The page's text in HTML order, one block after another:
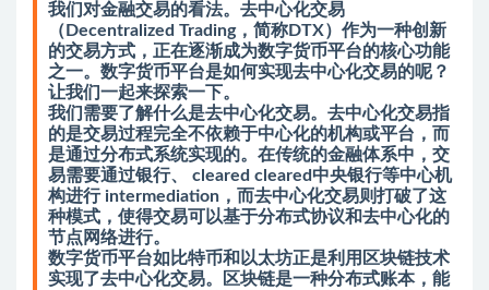
我们对金融交易的看法。去中心化交易
（Decentralized Trading，简称DTX）作为一种创新
的交易方式，正在逐渐成为数字货币平台的核心功能
之一。数字货币平台是如何实现去中心化交易的呢？
让我们一起来探索一下。
我们需要了解什么是去中心化交易。去中心化交易指
的是交易过程完全不依赖于中心化的机构或平台，而
是通过分布式系统实现的。在传统的金融体系中，交
易需要通过银行、 cleared cleared中央银行等中心机
构进行 intermediation，而去中心化交易则打破了这
种模式，使得交易可以基于分布式协议和去中心化的
节点网络进行。
数字货币平台如比特币和以太坊正是利用区块链技术
实现了去中心化交易。区块链是一种分布式账本，能